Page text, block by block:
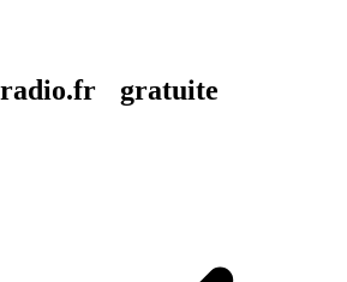
radio.fr gratuite